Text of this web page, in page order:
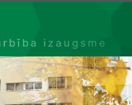
izaugsme